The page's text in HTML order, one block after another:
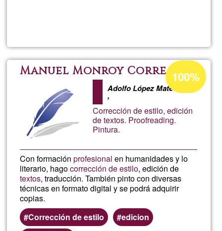
en
tu
Manuel Monroy Correa
Adolfo López Mateos
,
Corrección de estilo, edición
de textos. Proofreading.
Pintura.
Con formaciónprofesional en humanidades y lo
literario, hagocorrección de estilo, edición de
textos, traducción. También pinto con diversas
técnicas en formato digital y se podrá adquirir
copias.
Corrección de estilo
edicion
Porcentaje
de
aceptación
de
G1
100%